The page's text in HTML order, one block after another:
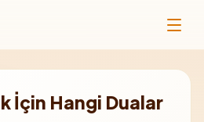
İçin Hangi Dualar